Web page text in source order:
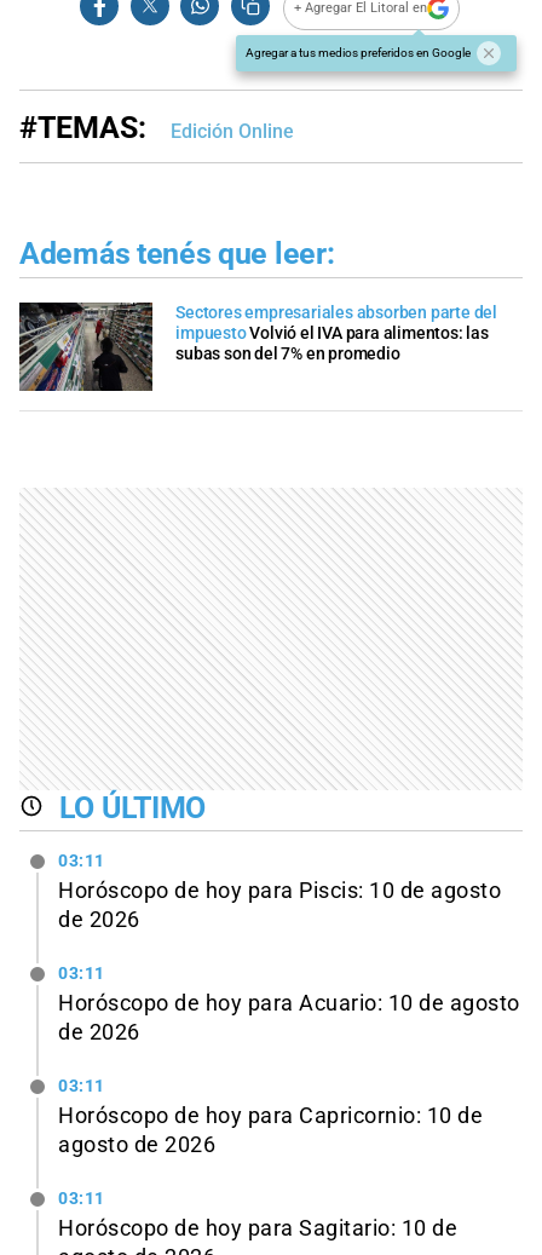
+ Agregar El Litoral en
Agregar a tus medios preferidos en Google
#TEMAS: Edición Online
Además tenés que leer:
Sectores empresariales absorben parte del
impuestoVolvió el IVA para alimentos: las
subas son del 7% en promedio
LO ÚLTIMO
03:11
Horóscopo de hoy para Piscis: 10 de agosto
de 2026
03:11
Horóscopo de hoy para Acuario: 10 de agosto
de 2026
03:11
Horóscopo de hoy para Capricornio: 10 de
agosto de 2026
03:11
Horóscopo de hoy para Sagitario: 10 de